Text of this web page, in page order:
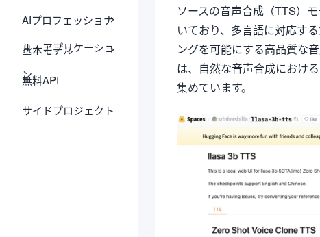
AIプロフェッショナ
ル・アプリケーショ
ン
基本モデル
無料API
サイドプロジェクト
ソースの音声合成（TTS）
いており、多言語に対応す
ングを可能にする高品質な
は、自然な音声合成におけ
集めています。